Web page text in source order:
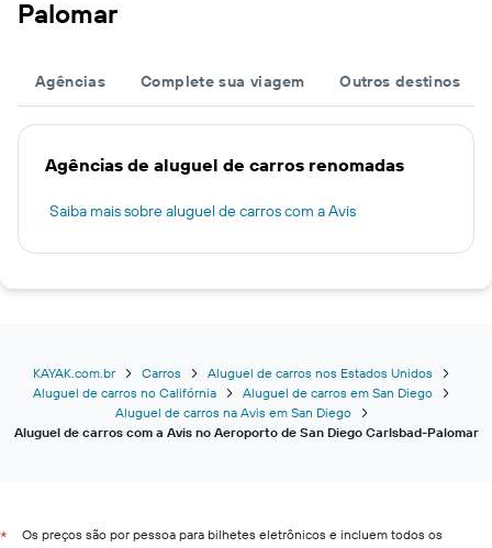
Palomar
Agências Complete sua viagem Outros destinos
Agências de aluguel de carros renomadas
Saiba mais sobre aluguel de carros com a Avis
KAYAK.com.br Carros
Aluguel de carros nos Estados Unidos
Aluguel de carros no Califórnia
Aluguel de carros em San Diego
Aluguel de carros na Avis em San Diego
Aluguel de carros com a Avis no Aeroporto de San Diego Carlsbad-Palomar
*
Os preços são por pessoa para bilhetes eletrônicos e incluem todos os